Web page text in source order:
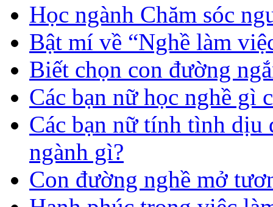
Học ngành Chăm sóc
Bật mí về “Nghề làm
Biết chọn con đường
Các bạn nữ học nghề gì
Các bạn nữ tính tình dịu
ngành gì?
Con đường nghề mở